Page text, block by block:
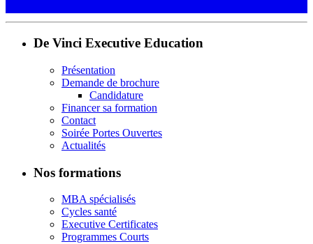
De Vinci Executive Education
Présentation
Demande de brochure
Candidature
Financer sa formation
Contact
Soirée Portes Ouvertes
Actualités
Nos formations
MBA spécialisés
Cycles santé
Executive Certificates
Programmes Courts